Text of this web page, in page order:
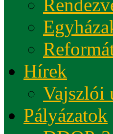
Hírek
Vajszlói
Pályázatok